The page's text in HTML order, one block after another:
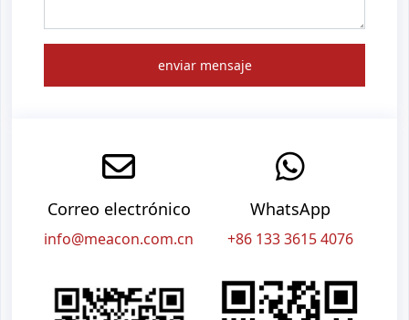
enviar mensaje
Correo electrónico
info@meacon.com.cn
WhatsApp
+86 133 3615 4076